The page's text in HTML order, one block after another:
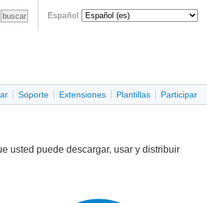
Español
Soporte Extensiones Plantillas Participar
usted puede descargar, usar y distribuir